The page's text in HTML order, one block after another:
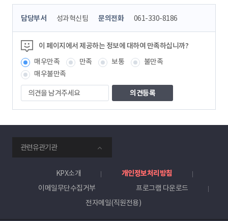
콘
츠
정
보
책
임
자
담당부서 성과혁신팀 문의전화 061-330-8186
이 페이지에서 제공하는 정보에 대하여 만족하십니까?
매우만족
만족 보통
불만족
매우불만족
의
견
을
겨
주
세
요
관련유관기관
KPX소개
개인정보처리방침
이메일무단수집거부
프로그램 다운로드
전자메일(직원전용)